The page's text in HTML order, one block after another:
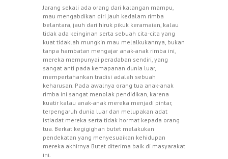
Jarang sekali ada orang dari kalangan mampu,
mau mengabdikan diri jauh kedalam rimba
belantara, jauh dari hiruk pikuk keramaian, kalau
tidak ada keinginan serta sebuah cita-cita yang
kuat tidaklah mungkin mau melalkukannya, bukan
tanpa hambatan mengajar anak-anak rimba ini,
mereka mempunyai peradaban sendiri, yang
sangat anti pada kemapanan dunia luar,
mempertahankan tradisi adalah sebuah
keharusan. Pada awalnya orang tua anak-anak
rimba ini sangat menolak pendidikan, karena
kuatir kalau anak-anak mereka menjadi pintar,
terpengaruh dunia luar dan melupakan adat
istiadat mereka serta tidak hormat kepada orang
tua. Berkat kegigighan butet melakukan
pendekatan yang menyesuaikan kehidupan
mereka akhirnya Butet diterima baik di masyarakat
ini.